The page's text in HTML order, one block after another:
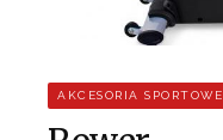
AKCESORIA SPORTOWE